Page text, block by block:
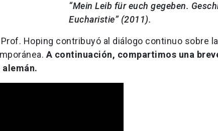
“Mein Leib für euch gegeben.
Eucharistie” (2011).
Hoping contribuyó al diálogo continuo sobre
A continuación, compartimos una